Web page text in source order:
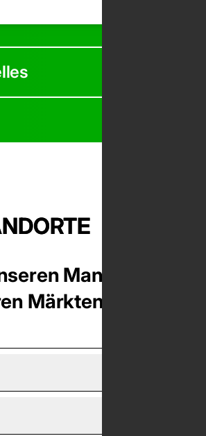
Mandanten,
Märkten